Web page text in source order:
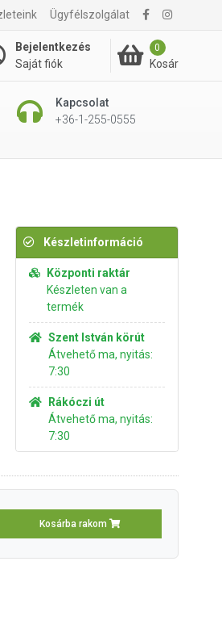
Ügyfélszolgálat
Bejelentkezés
Saját fiók
0
Kosár
Kapcsolat
+36-1-255-0555
195 Ft Kosárba rakom
Készletinformáció
Központi raktár
Készleten van a
termék
Szent István körút
Átvehető ma, nyitás:
7:30
Rákóczi út
Átvehető ma, nyitás:
7:30
Kosárba rakom